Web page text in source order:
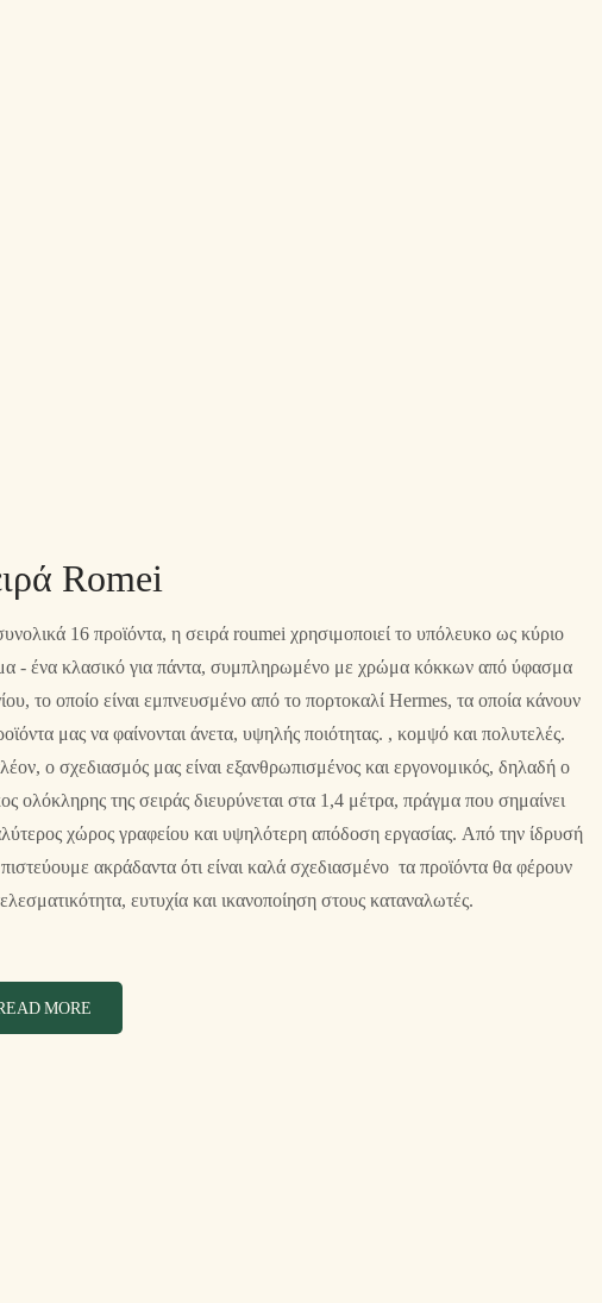
Romei
16 προϊόντα, η σειρά roumei χρησιμοποιεί το υπόλευκο ως κύριο
- ένα κλασικό για πάντα, συμπληρωμένο με χρώμα κόκκων από ύφασμα
το οποίο είναι εμπνευσμένο από το πορτοκαλί Hermes, τα οποία κάνουν
μας να φαίνονται άνετα, υψηλής ποιότητας. , κομψό και πολυτελές.
ο σχεδιασμός μας είναι εξανθρωπισμένος και εργονομικός, δηλαδή ο
ολόκληρης της σειράς διευρύνεται στα 1,4 μέτρα, πράγμα που σημαίνει
χώρος γραφείου και υψηλότερη απόδοση εργασίας. Από την ίδρυσή
ακράδαντα ότι είναι καλά σχεδιασμένο τα προϊόντα θα φέρουν
ευτυχία και ικανοποίηση στους καταναλωτές.
MORE